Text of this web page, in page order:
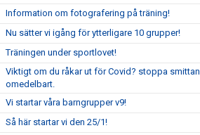
Information om fotografering på träning!
Nu sätter vi igång för ytterligare 10 grupper!
Träningen under sportlovet!
Viktigt om du råkar ut för Covid? stoppa smittan
omedelbart.
Vi startar våra barngrupper v9!
Så här startar vi den 25/1!